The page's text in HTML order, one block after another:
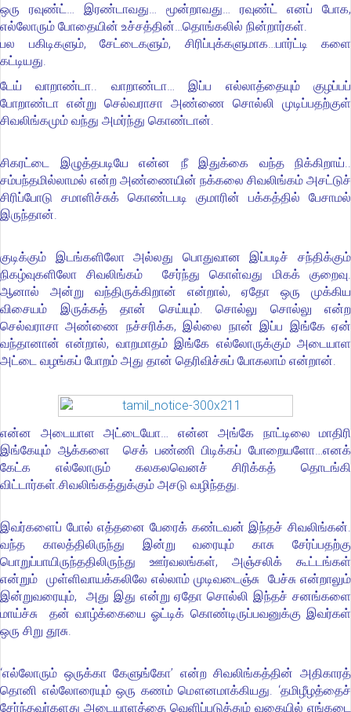
ஒரு ரவுண்ட்… இரண்டாவது… மூன்றாவது… ரவுண்ட் எனப் போக,
எல்லோரும் போதையின் உச்சத்தின்…தொங்கலில் நின்றார்கள்.
பல பகிடிகளும், சேட்டைகளும், சிரிப்புக்களுமாக…பார்ட்டி களை
கட்டியது.
டேய் வாறாண்டா.. வாறாண்டா… இப்ப எல்லாத்தையும் குழப்பப்
போறாண்டா என்று செல்வராசா அண்ணை சொல்லி முடிப்பதற்குள்
சிவலிங்கமும் வந்து அமர்ந்து கொண்டான்.
சிகரட்டை இழுத்தபடியே என்ன நீ இதுக்கை வந்த நிக்கிறாய்..
சம்பந்தமில்லாமல் என்ற அண்ணையின் நக்கலை சிவலிங்கம் அசட்டுச்
சிரிப்போடு சமாளிச்சுக் கொண்டபடி குமாரின் பக்கத்தில் பேசாமல்
இருந்தான்.
குடிக்கும் இடங்களிலோ அல்லது பொதுவான இப்படிச் சந்திக்கும்
நிகழ்வுகளிலோ சிவலிங்கம் சேர்ந்து கொள்வது மிகக் குறைவு.
ஆனால் அன்று வந்திருக்கிறான் என்றால், ஏதோ ஒரு முக்கிய
விசையம் இருக்கத் தான் செய்யும். சொல்லு சொல்லு என்ற
செல்வராசா அண்ணை நச்சரிக்க, இல்லை நான் இப்ப இங்கே ஏன்
வந்தானான் என்றால், வாறமாதம் இங்கே எல்லோருக்கும் அடையாள
அட்டை வழங்கப் போறம் அது தான் தெரிவிச்சுப் போகலாம் என்றான்.
என்ன அடையாள அட்டையோ… என்ன அங்கே நாட்டிலை மாதிரி
இங்கேயும் ஆக்களை செக் பண்ணி பிடிக்கப் போறையளோ…எனக்
கேட்க எல்லோரும் கலகலவெனச் சிரிக்கத் தொடங்கி
விட்டார்கள்.சிவலிங்கத்துக்கும் அசடு வழிந்தது.
இவர்களைப் போல் எத்தனை பேரைக் கண்டவன் இந்தச் சிவலிங்கன்.
வந்த காலத்திலிருந்து இன்று வரையும் காசு சேர்ப்பதற்கு
பொறுப்பாயிருந்ததிலிருந்து ஊர்வலங்கள், அஞ்சலிக் கூட்டங்கள்
என்றும் முள்ளிவாயக்கலிலே எல்லாம் முடிவடைஞ்சு பேச்சு என்றாலும்
இன்றுவரையும், அது இது என்று ஏதோ சொல்லி இந்தச் சனங்களை
மாய்ச்சு தன் வாழ்க்கையை ஓட்டிக் கொண்டிருப்பவனுக்கு இவர்கள்
ஒரு சிறு தூசு.
‘எல்லோரும் ஒருக்கா கேளுங்கோ’ என்ற சிவலிங்கத்தின் அதிகாரத்
தொனி எல்லோரையும் ஒரு கணம் மௌனமாக்கியது. ‘தமிழீழத்தைச்
சேர்ந்தவர்களது அடையாளத்தை வெளிப்படுத்தும் வகையில் எங்கடை